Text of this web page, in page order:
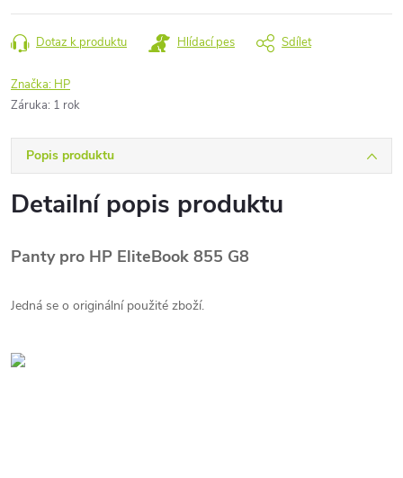
Dotaz k produktu Hlídací pes Sdílet
Značka: HP
Záruka: 1 rok
Popis produktu
Detailní popis produktu
Panty pro HP EliteBook 855 G8
Jedná se o originální použité zboží.